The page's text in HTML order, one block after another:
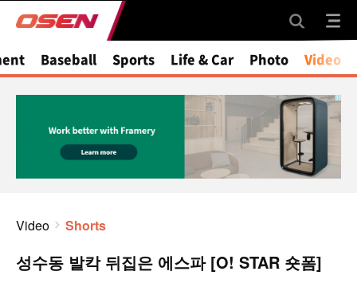
Baseball Sports Life & Car Photo Video
Video Shorts
성수동 발칵 뒤집은 에스파 [O! STAR 숏폼]